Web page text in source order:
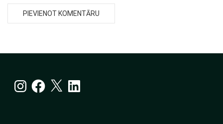
InstagramFacebook
X LinkedIn